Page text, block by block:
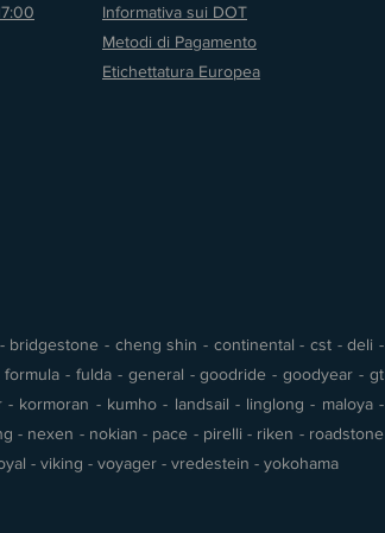
Informativa sui DOT
Metodi di Pagamento
Etichettatura Europea
bridgestone - cheng shin - continental - cst - deli -
- fulda - general - goodride - goodyear - gt
kormoran - kumho - landsail - linglong - maloya -
- nexen - nokian - pace - pirelli - riken - roadstone
- viking - voyager - vredestein - yokohama